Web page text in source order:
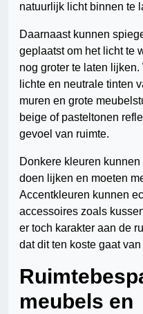
natuurlijk licht binnen te
Daarnaast kunnen
geplaatst om het licht te
nog groter te laten
lichte en neutrale tinten
muren en grote
beige of pasteltonen
gevoel van ruimte.
Donkere kleuren
doen lijken en moeten
Accentkleuren kunnen
accessoires zoals
er toch karakter aan de
dat dit ten koste gaat
meubels en